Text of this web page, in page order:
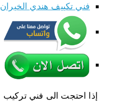
فني تكييف هندي الخيران